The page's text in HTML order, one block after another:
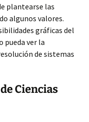
plantearse las
algunos valores.
gráficas del
pueda ver la
de sistemas
Ciencias